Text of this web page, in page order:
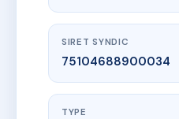
SIRET SYNDIC
75104688900034
TYPE